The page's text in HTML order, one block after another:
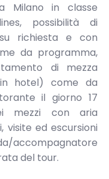
Milano in classe
possibilità di
richiesta e con
da programma,
di mezza
hotel) come da
il giorno 17
mezzi con aria
visite ed escursioni
accompagnatore
del tour.